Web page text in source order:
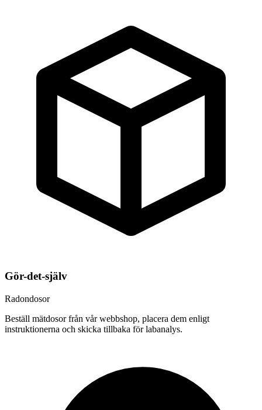
Gör-det-själv
Radondosor
Beställ mätdosor från vår webbshop, placera dem enligt
instruktionerna och skicka tillbaka för labanalys.